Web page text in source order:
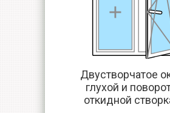
Двустворчатое
глухой и
откидной